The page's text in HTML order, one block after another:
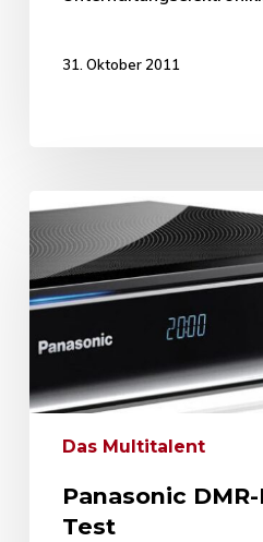
31. Oktober 2011
Das Multitalent
Panasonic
Test